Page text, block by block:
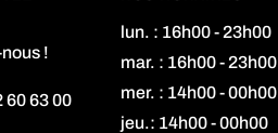
!
60 63 00
lun. : 16h00 - 23h00
mar. : 16h00 - 23h00
mer. : 14h00 - 00h00
jeu.: 14h00 - 00h00